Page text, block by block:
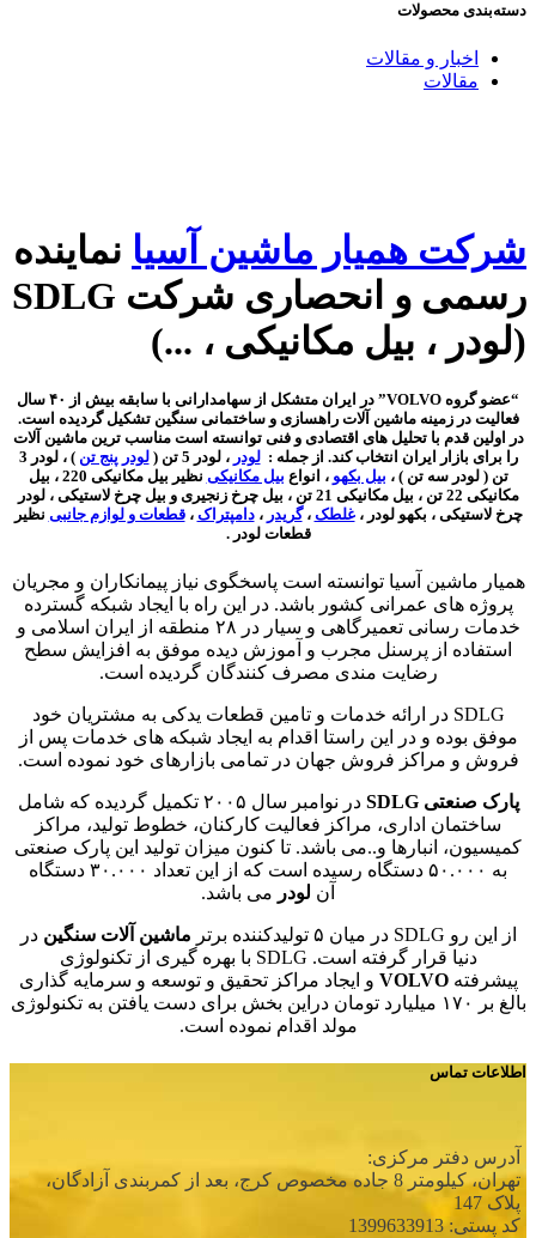
دسته‌بندی محصولات
اخبار و مقالات
مقالات
شرکت همیار ماشین آسیا نماینده
رسمی و انحصاری شرکت SDLG
(لودر ، بیل مکانیکی ، ...)
“عضو گروه VOLVO” در ایران متشکل از سهامدارانی با سابقه بیش از ۴۰ سال
فعالیت در زمینه ماشین آلات راهسازی و ساختمانی سنگین تشکیل گردیده است.
در اولین قدم با تحلیل های اقتصادی و فنی توانسته است مناسب ترین ماشین آلات
را برای بازار ایران انتخاب کند. از جمله :لودر ، لودر 5 تن ( لودر پنج تن
) ، لودر 3
تن ( لودر سه تن ) ، بیل بکهو ، انواع بیل مکانیکی
نظیر بیل مکانیکی 220 ، بیل
مکانیکی 22 تن ، بیل مکانیکی 21 تن ، بیل چرخ زنجیری و بیل چرخ لاستیکی ،
لودر
چرخ لاستیکی ، بکهو لودر ،غلطک ،گریدر ،دامپتراک ،قطعات و لوازم جانبی نظیر
قطعات لودر .
همیار ماشین آسیا توانسته است پاسخگوی نیاز پیمانکاران و مجریان
پروژه های عمرانی کشور باشد. در این راه با ایجاد شبکه گسترده
خدمات رسانی تعمیرگاهی و سیار در ۲۸ منطقه از ایران اسلامی و
استفاده از پرسنل مجرب و آموزش دیده موفق به افزایش سطح
رضایت مندی مصرف کنندگان گردیده است.
SDLG در ارائه خدمات و تامین قطعات یدکی به مشتریان خود
موفق بوده و در این راستا اقدام به ایجاد شبکه های خدمات پس از
فروش و مراکز فروش جهان در تمامی بازارهای خود نموده است.
پارک صنعتی SDLG
در نوامبر سال ۲۰۰۵ تکمیل گردیده که شامل
ساختمان اداری، مراکز فعالیت کارکنان، خطوط تولید، مراکز
کمیسیون، انبارها و..می باشد. تا کنون میزان تولید این پارک صنعتی
به ۵۰.۰۰۰ دستگاه رسیده است که از این تعداد ۳۰.۰۰۰ دستگاه
آن لودر می باشد.
از این رو SDLG در میان ۵ تولیدکننده برتر ماشین آلات سنگین در
دنیا قرار گرفته است. SDLG با بهره گیری از تکنولوژی
پیشرفتهVOLVO و ایجاد مراکز تحقیق و توسعه و سرمایه گذاری
بالغ بر ۱۷۰ میلیارد تومان دراین بخش برای دست یافتن به تکنولوژی
مولد اقدام نموده است.
اطلاعات تماس
آدرس دفتر مرکزی:
تهران، كيلومتر 8 جاده مخصوص كرج، بعد از كمربندی آزادگان،
پلاک 147
کد پستی: 1399633913